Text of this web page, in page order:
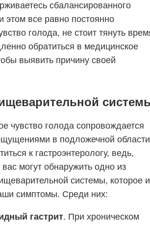
сбалансированного
этом все равно постоянно
голода, не стоит тянуть
обратиться в медицинское
выявить причину своей
чувство голода сопровождается
в подложечной
к гастроэнтерологу, ведь,
вас могут обнаружить одно из
системы, которое и
симптомы. Среди них:
гастрит. При хроническом